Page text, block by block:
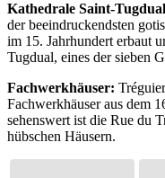
Kathedrale Saint-
der beeindruckendsten
im 15. Jahrhundert erbaut
Tugdual, eines der sieben
Fachwerkhäuser:
Fachwerkhäuser aus dem
sehenswert ist die Rue du
hübschen Häusern.